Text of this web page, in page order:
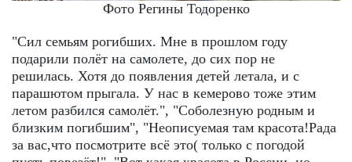
Фото Регины Тодоренко
"Сил семьям рогибших. Мне в прошлом году
подарили полёт на самолете, до сих пор не
решилась. Хотя до появления детей летала, и с
парашютом прыгала. У нас в кемерово тоже этим
летом разбился самолёт.", "Соболезную родным и
близким погибшим", "Неописуемая там красота!Рада
за вас,что посмотрите всё это( только с погодой